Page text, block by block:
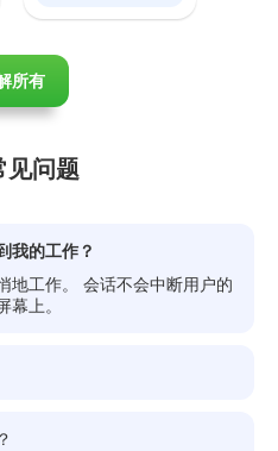
所有
见问题
我的工作？
地工作。 会话不会中断用户的
上。